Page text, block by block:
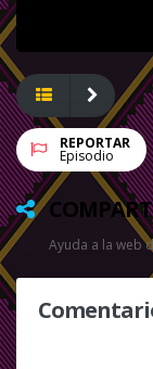
REPORTAR
Episodio
Ayuda a la web